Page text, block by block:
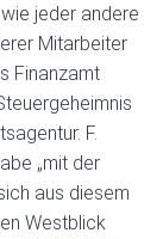
jeder andere
Mitarbeiter
Finanzamt
F.
„mit der
aus diesem
Westblick